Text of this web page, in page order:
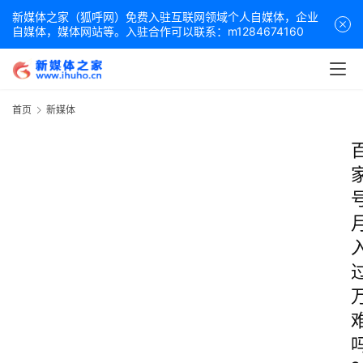
新媒体之家（狐呼网）免费入驻互联网领域个人自媒体，企业
自媒体，媒体网站等。入驻合作可以联系：m1284674160
首页 新媒体